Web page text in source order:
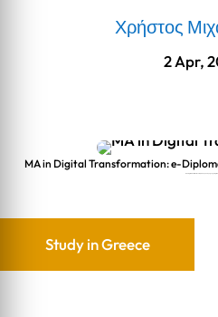
Χρήστος
2 Apr,
MA in Digital Transformation: e-
Study in Greece